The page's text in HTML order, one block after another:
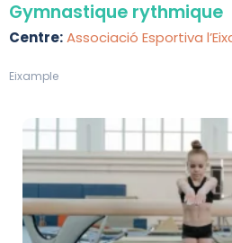
Gymnastique rythmique
Centre:Associació Esportiva
Eixample